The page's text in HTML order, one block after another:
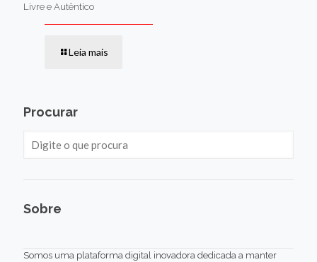
Livre e Autêntico
Leia mais
Procurar
Sobre
Somos uma plataforma digital inovadora dedicada a manter